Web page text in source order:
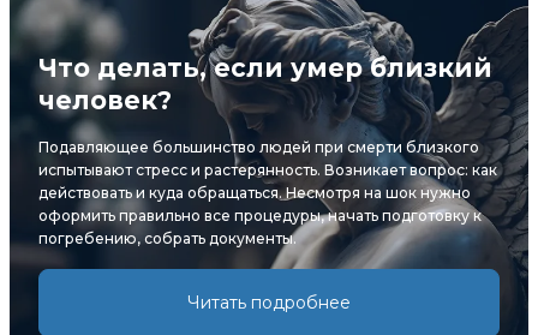
Что делать, если умер близкий
человек?
Подавляющее большинство людей при смерти близкого
испытывают стресс и растерянность. Возникает вопрос: как
действовать и куда обращаться. Несмотря на шок нужно
оформить правильно все процедуры, начать подготовку к
погребению, собрать документы.
Читать подробнее